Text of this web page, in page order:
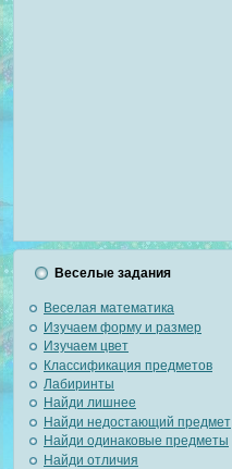
Веселые задания
Веселая математика
Изучаем форму и размер
Изучаем цвет
Классификация предметов
Лабиринты
Найди лишнее
Найди недостающий предмет
Найди одинаковые предметы
Найди отличия